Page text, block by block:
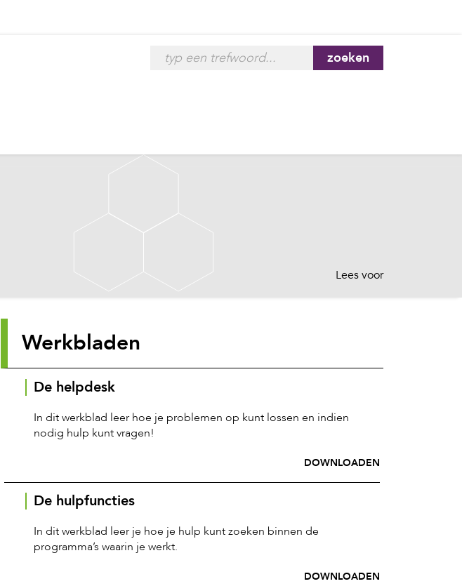
zoeken
Lees voor
Werkbladen
De helpdesk
In dit werkblad leer hoe je problemen op kunt lossen en indien
nodig hulp kunt vragen!
DOWNLOADEN
De hulpfuncties
In dit werkblad leer je hoe je hulp kunt zoeken binnen de
programma’s waarin je werkt.
DOWNLOADEN